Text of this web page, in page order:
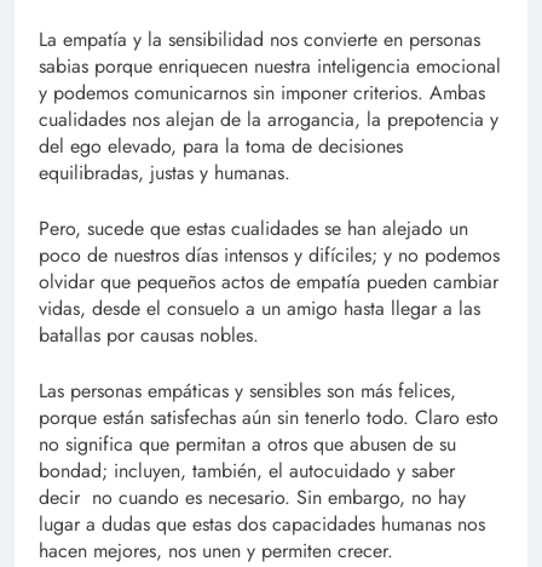
La empatía y la sensibilidad nos convierte en personas
sabias porque enriquecen nuestra inteligencia emocional
y podemos comunicarnos sin imponer criterios. Ambas
cualidades nos alejan de la arrogancia, la prepotencia y
del ego elevado, para la toma de decisiones
equilibradas, justas y humanas.
Pero, sucede que estas cualidades se han alejado un
poco de nuestros días intensos y difíciles; y no podemos
olvidar que pequeños actos de empatía pueden cambiar
vidas, desde el consuelo a un amigo hasta llegar a las
batallas por causas nobles.
Las personas empáticas y sensibles son más felices,
porque están satisfechas aún sin tenerlo todo. Claro esto
no significa que permitan a otros que abusen de su
bondad; incluyen, también, el autocuidado y saber
decir no cuando es necesario. Sin embargo, no hay
lugar a dudas que estas dos capacidades humanas nos
hacen mejores, nos unen y permiten crecer.